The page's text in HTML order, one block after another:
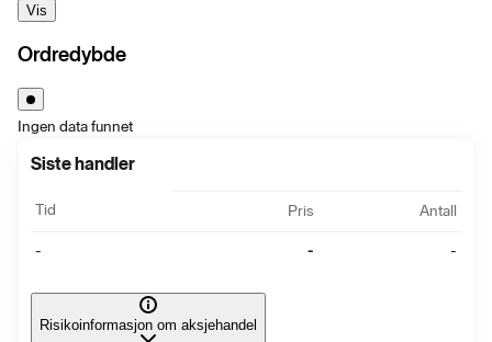
Vis
Ordredybde
Ingen data funnet
Siste handler
Tid Pris Antall
- - -
Risikoinformasjon om aksjehandel